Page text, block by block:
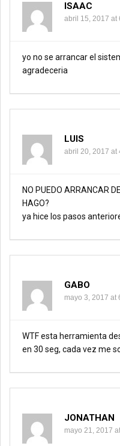
ISAAC
abril 15, 2017 at
yo no se arrancar el
agradeceria
LUIS
abril 20, 2017 at
NO PUEDO ARRANCAR
HAGO?
ya hice los pasos
GABO
mayo 3, 2017 at
WTF esta herramienta
en 30 seg, cada vez me
JONATHAN
mayo 21, 2017